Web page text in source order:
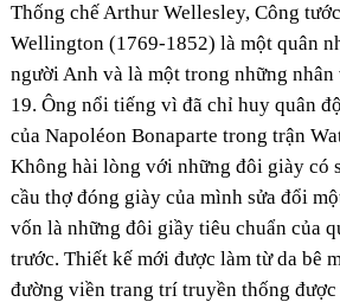
Thống chế Arthur Wellesley, Công
Wellington (1769-1852) là một quân
người Anh và là một trong những
19. Ông nổi tiếng vì đã chỉ huy quân
của Napoléon Bonaparte trong trận
Không hài lòng với những đôi giày có
cầu thợ đóng giày của mình sửa đổi
vốn là những đôi giầy tiêu chuẩn của
trước. Thiết kế mới được làm từ da bê
đường viền trang trí truyền thống